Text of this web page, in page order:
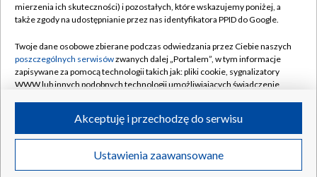
Naziemna Telewizja Cyfrowa
Rada Programowa
System NOS
Informacje o nadawcy
Program dla prasy
Ogłoszenie przetargowe
Pomoc
Kontakt
Kanały
©2026 Telewizja Polska S.A. w likwidacji
mierzenia ich skuteczności) i pozostałych, które wskazujemy poniżej, a
także zgody na udostępnianie przez nas identyfikatora PPID do Google.
Twoje dane osobowe zbierane podczas odwiedzania przez Ciebie naszych
poszczególnych serwisówzwanych dalej „Portalem”, w tym informacje
zapisywane za pomocą technologii takich jak: pliki cookie, sygnalizatory
WWW lub innych podobnych technologii umożliwiających świadczenie
ruchu w Internecie.
Twoje dane osobowe zbierane podczas odwiedzania przez Ciebie
poszczególnych serwisówna Portalu, takie jak adresy IP, identyfikatory
Ustawienia zaawansowane
Akceptuję i przechodzę do serwisu